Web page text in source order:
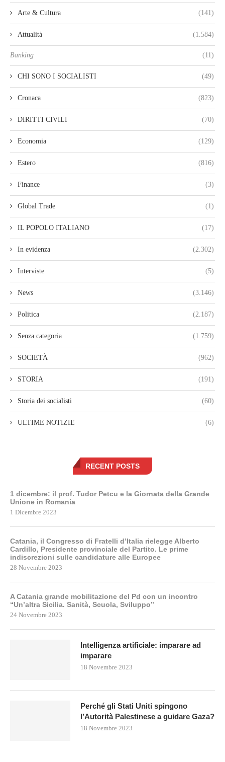
Arte & Cultura (141)
Attualità (1.584)
Banking (11)
CHI SONO I SOCIALISTI (49)
Cronaca (823)
DIRITTI CIVILI (70)
Economia (129)
Estero (816)
Finance (3)
Global Trade (1)
IL POPOLO ITALIANO (17)
In evidenza (2.302)
Interviste (5)
News (3.146)
Politica (2.187)
Senza categoria (1.759)
SOCIETÀ (962)
STORIA (191)
Storia dei socialisti (60)
ULTIME NOTIZIE (6)
RECENT POSTS
1 dicembre: il prof. Tudor Petcu e la Giornata della Grande
Unione in Romania
1 Dicembre 2023
Catania, il Congresso di Fratelli d’Italia rielegge Alberto
Cardillo, Presidente provinciale del Partito. Le prime
indiscrezioni sulle candidature alle Europee
28 Novembre 2023
A Catania grande mobilitazione del Pd con un incontro
“Un’altra Sicilia. Sanità, Scuola, Sviluppo”
24 Novembre 2023
Intelligenza artificiale: imparare ad
imparare
18 Novembre 2023
Perché gli Stati Uniti spingono
l’Autorità Palestinese a guidare Gaza?
18 Novembre 2023